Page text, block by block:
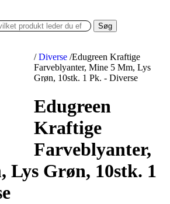
Søg
/ Diverse /Edugreen Kraftige
Farveblyanter, Mine 5 Mm, Lys
Grøn, 10stk. 1 Pk. - Diverse
Edugreen
Kraftige
Farveblyanter,
Lys Grøn, 10stk. 1